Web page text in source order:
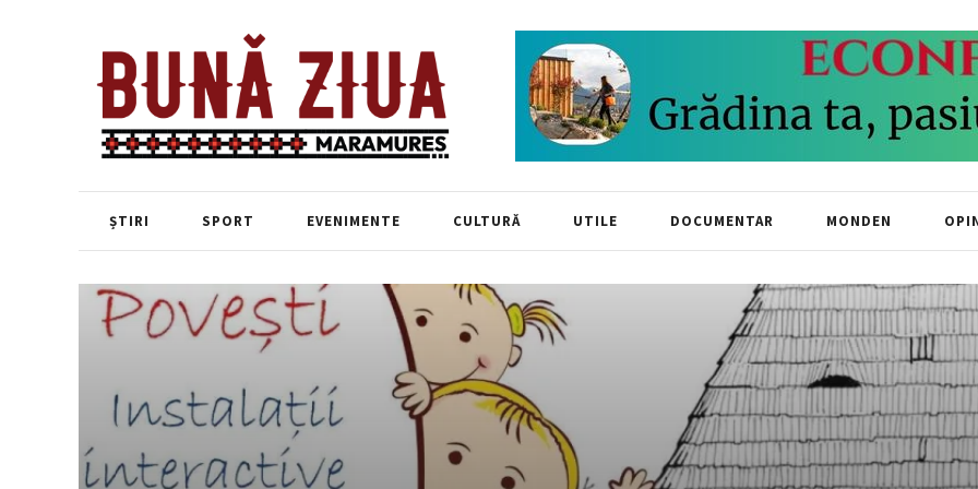
ȘTIRI SPORT EVENIMENTE CULTURĂ UTILE DOCUMENTAR MONDEN